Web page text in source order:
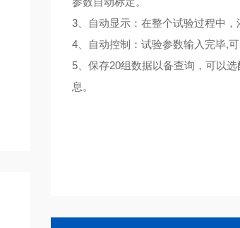
3、自动显示：在整个试验过程中
4、自动控制：试验参数输入完毕,
5、保存20组数据以备查询，可以
息。